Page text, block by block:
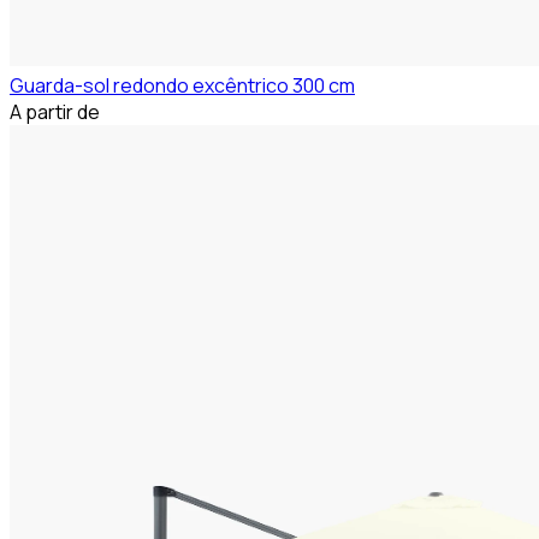
Guarda-sol redondo excêntrico 300 cm
A partir de